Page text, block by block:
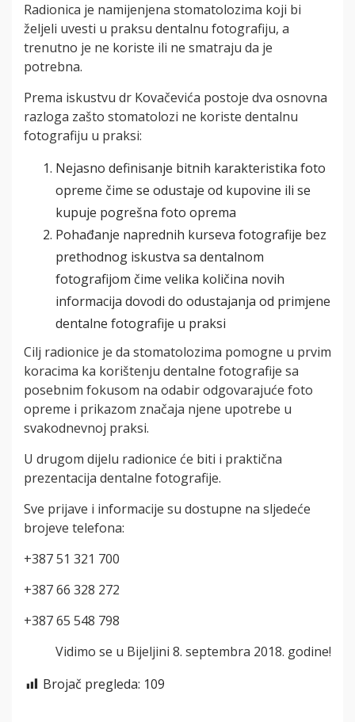
Radionica je namijenjena stomatolozima koji bi
željeli uvesti u praksu dentalnu fotografiju, a
trenutno je ne koriste ili ne smatraju da je
potrebna.
Prema iskustvu dr Kovačevića postoje dva osnovna
razloga zašto stomatolozi ne koriste dentalnu
fotografiju u praksi:
Nejasno definisanje bitnih karakteristika foto
opreme čime se odustaje od kupovine ili se
kupuje pogrešna foto oprema
Pohađanje naprednih kurseva fotografije bez
prethodnog iskustva sa dentalnom
fotografijom čime velika količina novih
informacija dovodi do odustajanja od primjene
dentalne fotografije u praksi
Cilj radionice je da stomatolozima pomogne u prvim
koracima ka korištenju dentalne fotografije sa
posebnim fokusom na odabir odgovarajuće foto
opreme i prikazom značaja njene upotrebe u
svakodnevnoj praksi.
U drugom dijelu radionice će biti i praktična
prezentacija dentalne fotografije.
Sve prijave i informacije su dostupne na sljedeće
brojeve telefona:
+387 51 321 700
+387 66 328 272
+387 65 548 798
Vidimo se u Bijeljini 8. septembra 2018. godine!
Brojač pregleda: 109